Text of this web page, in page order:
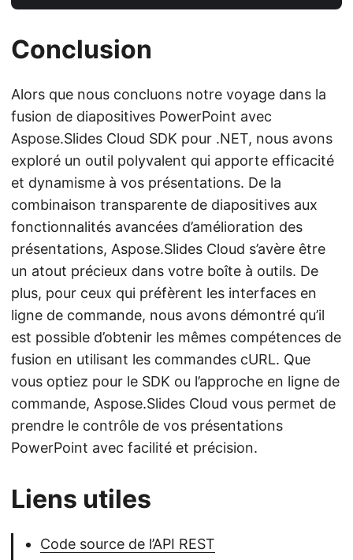
Conclusion
Alors que nous concluons notre voyage dans la
fusion de diapositives PowerPoint avec
Aspose.Slides Cloud SDK pour .NET, nous avons
exploré un outil polyvalent qui apporte efficacité
et dynamisme à vos présentations. De la
combinaison transparente de diapositives aux
fonctionnalités avancées d’amélioration des
présentations, Aspose.Slides Cloud s’avère être
un atout précieux dans votre boîte à outils. De
plus, pour ceux qui préfèrent les interfaces en
ligne de commande, nous avons démontré qu’il
est possible d’obtenir les mêmes compétences de
fusion en utilisant les commandes cURL. Que
vous optiez pour le SDK ou l’approche en ligne de
commande, Aspose.Slides Cloud vous permet de
prendre le contrôle de vos présentations
PowerPoint avec facilité et précision.
Liens utiles
Code source de l’API REST